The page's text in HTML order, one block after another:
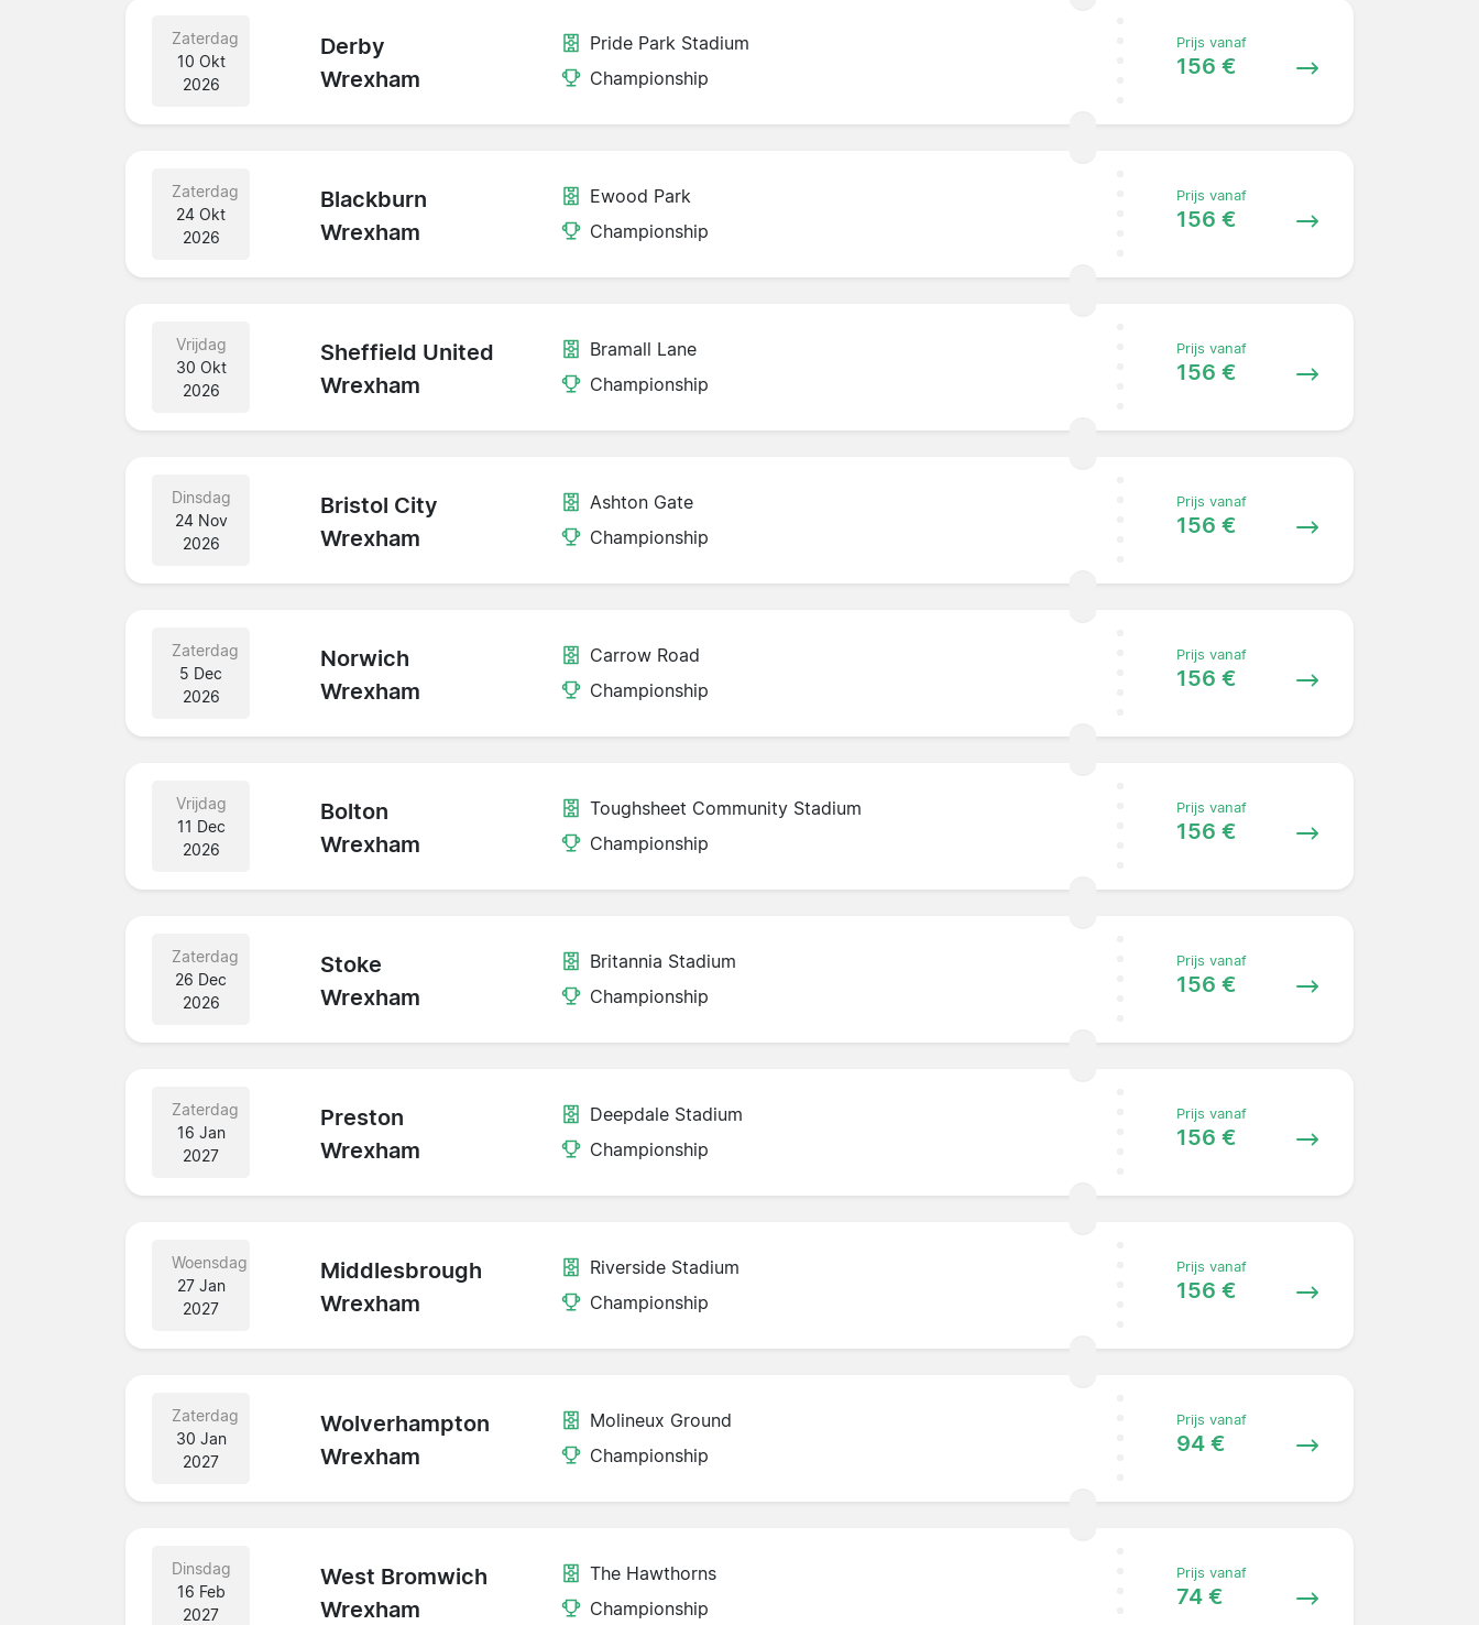
Zaterdag
10 Okt
2026
Derby
Wrexham
Pride Park Stadium
Championship
Prijs vanaf
156 €
Zaterdag
24 Okt
2026
Blackburn
Wrexham
Ewood Park
Championship
Prijs vanaf
156 €
Vrijdag
30 Okt
2026
Sheffield United
Wrexham
Bramall Lane
Championship
Prijs vanaf
156 €
Dinsdag
24 Nov
2026
Bristol City
Wrexham
Ashton Gate
Championship
Prijs vanaf
156 €
Zaterdag
5 Dec
2026
Norwich
Wrexham
Carrow Road
Championship
Prijs vanaf
156 €
Vrijdag
11 Dec
2026
Bolton
Wrexham
Toughsheet Community Stadium
Championship
Prijs vanaf
156 €
Zaterdag
26 Dec
2026
Stoke
Wrexham
Britannia Stadium
Championship
Prijs vanaf
156 €
Zaterdag
16 Jan
2027
Preston
Wrexham
Deepdale Stadium
Championship
Prijs vanaf
156 €
Woensdag
27 Jan
2027
Middlesbrough
Wrexham
Riverside Stadium
Championship
Prijs vanaf
156 €
Zaterdag
30 Jan
2027
Wolverhampton
Wrexham
Molineux Ground
Championship
Prijs vanaf
94 €
Dinsdag
16 Feb
2027
West Bromwich
Wrexham
The Hawthorns
Championship
Prijs vanaf
74 €